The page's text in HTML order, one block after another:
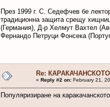
През 1999 г. С. Седефчев бе
традиционна защита срещу
(Германия), Д-р Хелмут Вахтел
Фернандо Петруци Фонсека
Re:
« Reply #2 on:February 21,
Популяризиране на